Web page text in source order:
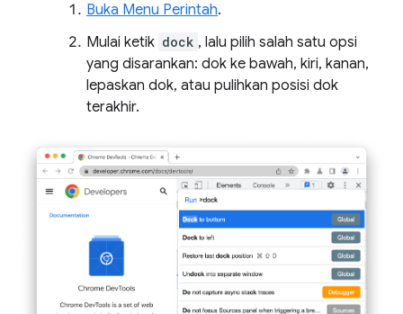
Buka Menu Perintah.
Mulai ketik dock , lalu pilih salah satu opsi
yang disarankan: dok ke bawah, kiri, kanan,
lepaskan dok, atau pulihkan posisi dok
terakhir.